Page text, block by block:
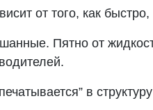
от того, как
Пятно от
в